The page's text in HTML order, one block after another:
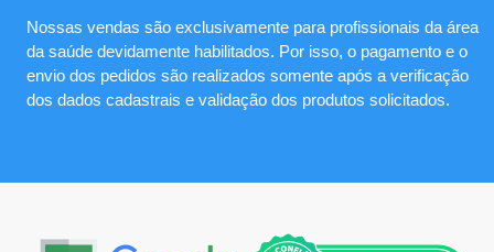
Nossas vendas são exclusivamente para profissionais da área
da saúde devidamente habilitados. Por isso, o pagamento e o
envio dos pedidos são realizados somente após a verificação
dos dados cadastrais e validação dos produtos solicitados.